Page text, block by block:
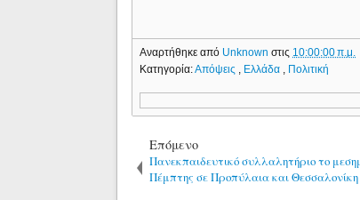
Αναρτήθηκε από Unknownστις 10:00:00 π.μ.
Κατηγορία:Απόψεις , Ελλάδα , Πολιτική
Επόμενο
Πανεκπαιδευτικό συλλαλητήριο το
Πέμπτης σε Προπύλαια και Θεσσαλονίκη